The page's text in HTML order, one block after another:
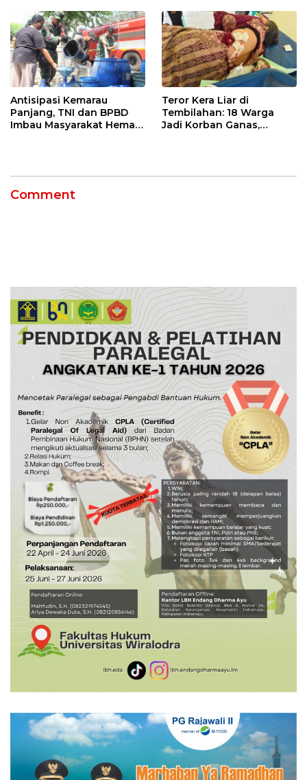
Antisipasi Kemarau
Panjang, TNI dan BPBD
Imbau Masyarakat Hemat
Teror Kera Liar di
Tembilahan: 18 Warga
Jadi Korban Ganas,
Comment